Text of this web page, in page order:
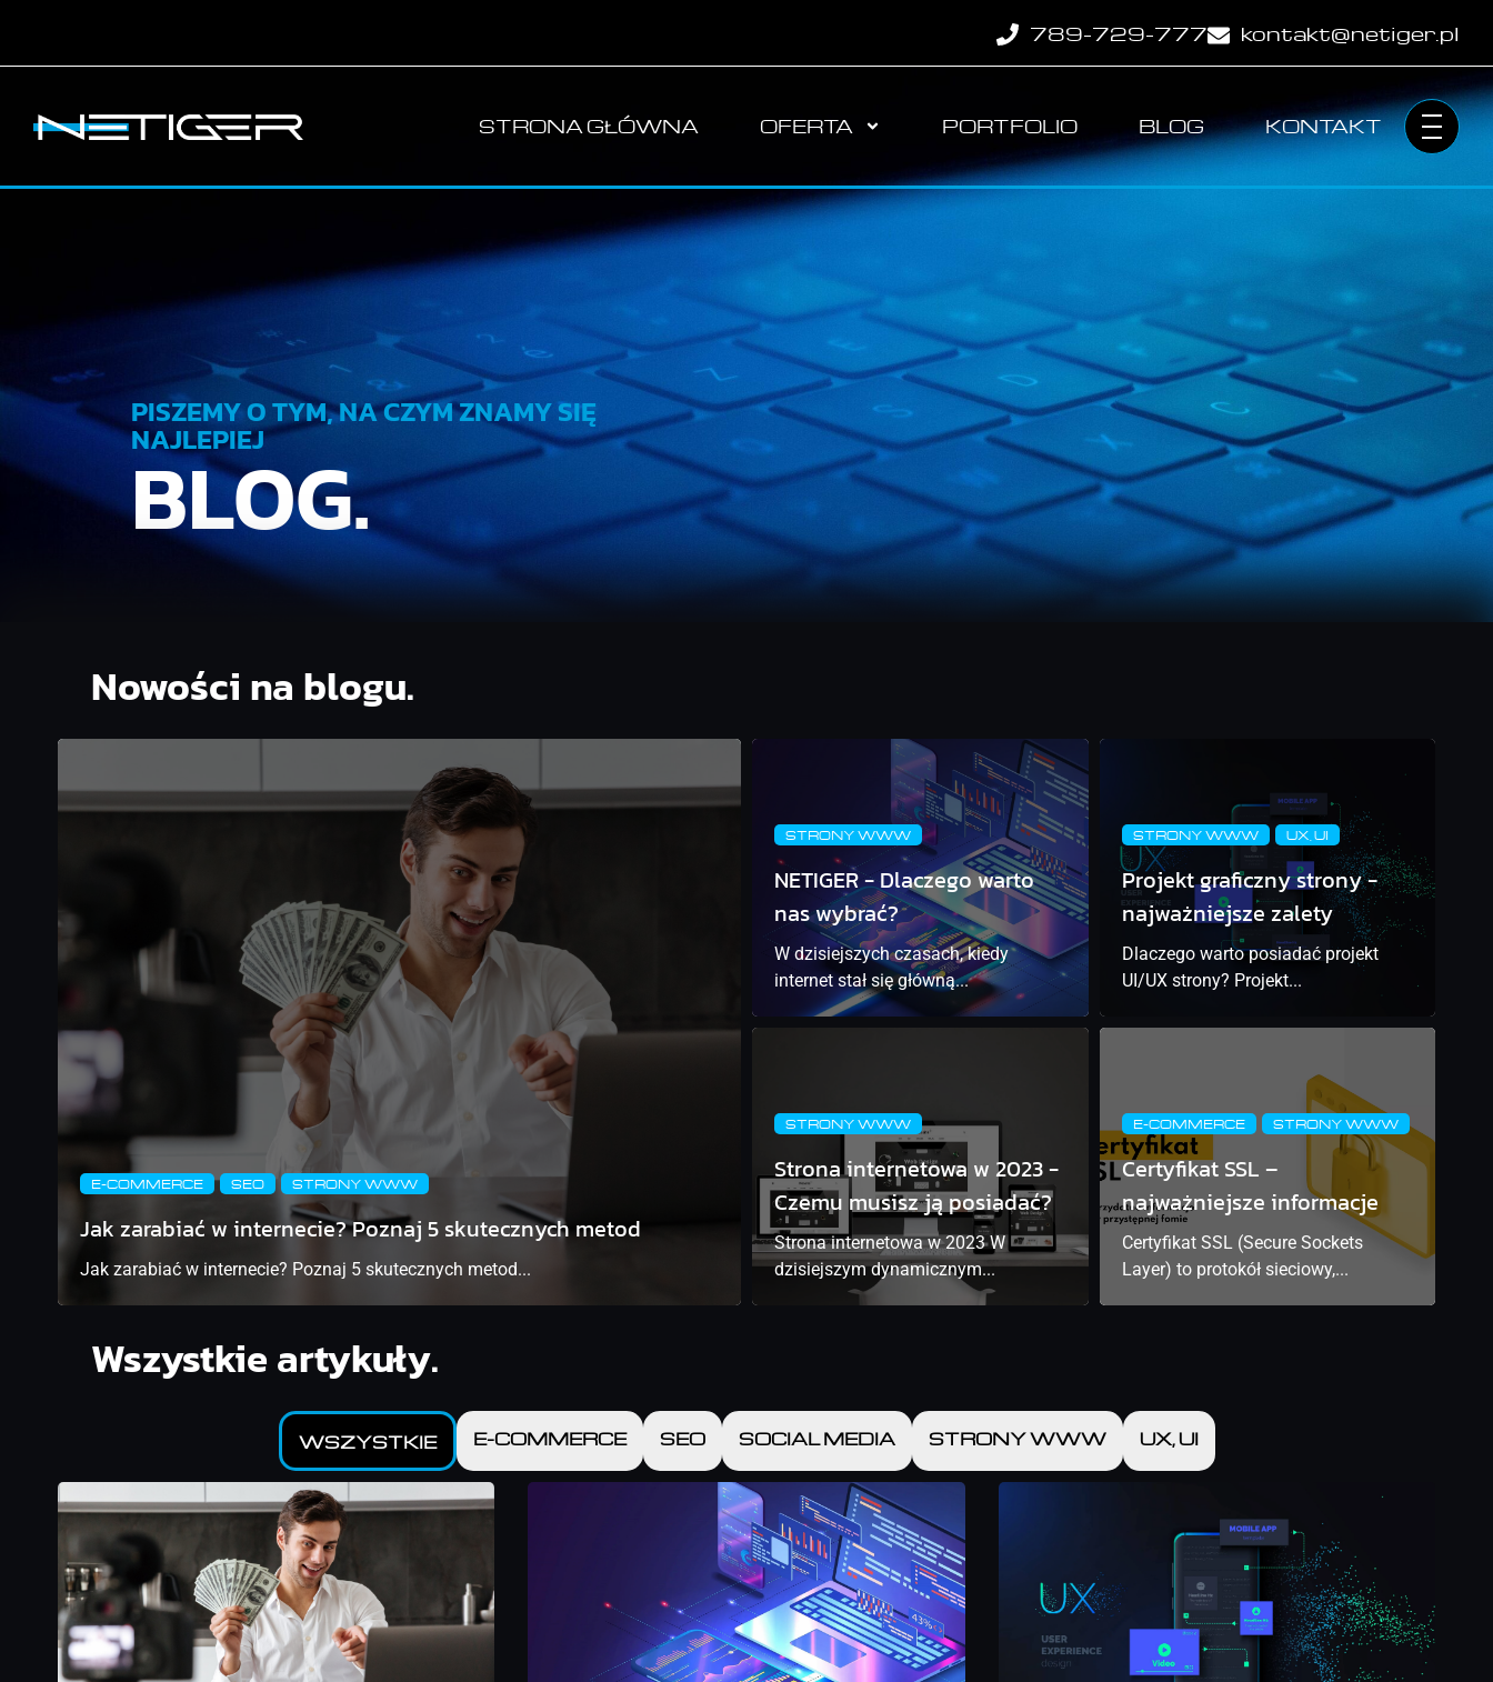
789-729-777 kontakt@netiger.pl
STRONA GŁÓWNA OFERTA PORTFOLIO BLOG KONTAKT
PISZEMY O TYM, NA CZYM ZNAMY SIĘ
NAJLEPIEJ
BLOG.
Nowości na blogu.
E-COMMERCE SEO STRONY WWW
Jak zarabiać w internecie? Poznaj 5 skutecznych metod
Jak zarabiać w internecie? Poznaj 5 skutecznych metod...
STRONY WWW
NETIGER - Dlaczego warto
nas wybrać?
W dzisiejszych czasach, kiedy
internet stał się główną...
STRONY WWW UX, UI
Projekt graficzny strony -
najważniejsze zalety
Dlaczego warto posiadać projekt
UI/UX strony? Projekt...
STRONY WWW
Strona internetowa w 2023 -
Czemu musisz ją posiadać?
Strona internetowa w 2023 W
dzisiejszym dynamicznym...
E-COMMERCE STRONY WWW
Certyfikat SSL –
najważniejsze informacje
Certyfikat SSL (Secure Sockets
Layer) to protokół sieciowy,...
Wszystkie artykuły.
WSZYSTKIE E-COMMERCE SEO SOCIAL MEDIA STRONY WWW UX, UI